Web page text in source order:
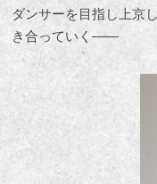
ダンサーを目指し上京
き合っていく——